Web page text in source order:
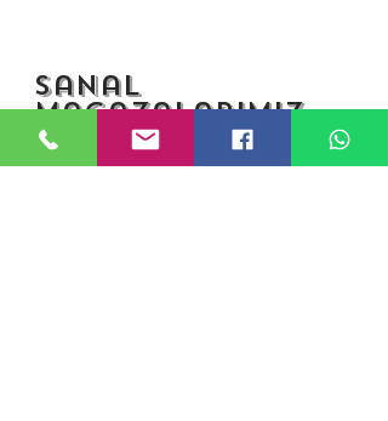
sanal
magazalarımız